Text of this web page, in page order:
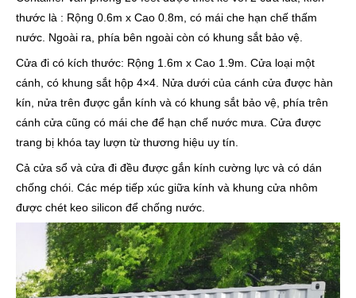
thước là : Rộng 0.6m x Cao 0.8m, có mái che hạn chế thấm
nước. Ngoài ra, phía bên ngoài còn có khung sắt bảo vệ.
Cửa đi có kích thước: Rộng 1.6m x Cao 1.9m. Cửa loại một
cánh, có khung sắt hộp 4×4. Nửa dưới của cánh cửa được hàn
kín, nửa trên được gắn kính và có khung sắt bảo vệ, phía trên
cánh cửa cũng có mái che để hạn chế nước mưa. Cửa được
trang bị khóa tay lượn từ thương hiệu uy tín.
Cả cửa sổ và cửa đi đều được gắn kính cường lực và có dán
chống chói. Các mép tiếp xúc giữa kính và khung cửa nhôm
được chét keo silicon để chống nước.